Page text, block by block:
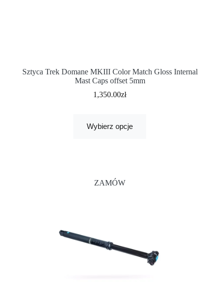
Sztyca Trek Domane MKIII Color Match Gloss Internal
Mast Caps offset 5mm
1,350.00zł
Wybierz opcje
ZAMÓW